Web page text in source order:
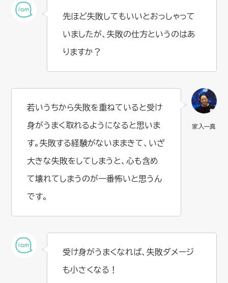
先ほど失敗してもいいとおっしゃって
いましたが、失敗の仕方というのはあ
りますか？
若いうちから失敗を重ねていると受け
身がうまく取れるようになると思いま
す。失敗する経験がないままきて、いざ
大きな失敗をしてしまうと、心も含め
て壊れてしまうのが一番怖いと思うん
です。
受け身がうまくなれば、失敗ダメージ
も小さくなる！